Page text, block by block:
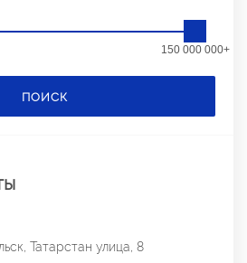
150 000 000+
ПОИСК
Татарстан улица, 8